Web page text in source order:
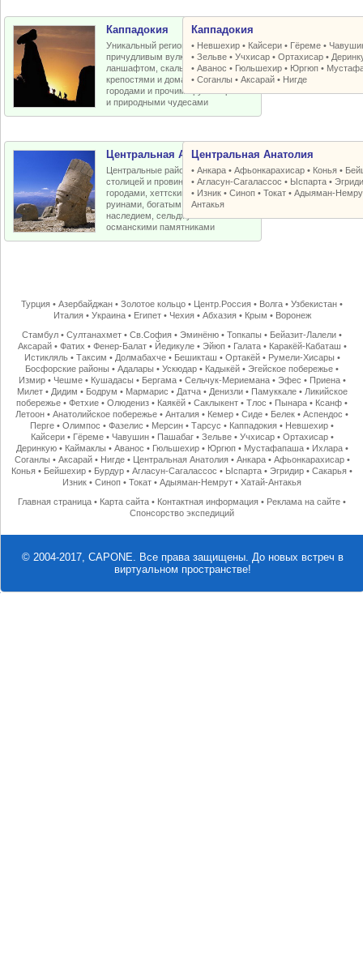
Каппадокия
Уникальный регион Турции с
причудливым вулканическим
ланшафтом, скальными церквями,
крепостями и домами, пещерными
городами и прочими рукотворными
и природными чудесами
Каппадокия
• Невшехир • Кайсери • Гёреме •
•Зельве •Учхисар •Ортахисар •
•Аванос • Гюльшехир • Юргюп •
•Соганлы •Аксарай • Нигде
Центральная Анатолия
Центральные районы Турции со
столицей и провинциальными
городами, хеттскими и античными
руинами, богатым византийским
наследием, сельджукскими и
османскими памятниками
Центральная Анатолия
•Анкара •Афьонкарахисар • Конья •
•Агласун-Сагалассос • Ыспарта •
• Изник •Синоп •Токат •Адыяман-
Антакья
Турция •Азербайджан •Золотое кольцо • Центр.Россия • Волга •Узбекистан •
Италия• Украина• Египет• Чехия• Абхазия• Крым • Воронеж
Стамбул •Султанахмет •Св.София •Эминёню •Топкапы • Бейазит-Лалели •
Аксарай• Фатих • Фенер-Балат• Йедикуле• Эйюп• Галата• Каракёй-Кабаташ •
Истикляль• Таксим • Долмабахче• Бешикташ • Ортакёй• Румели-Хисары •
Босфорские районы •Адалары •Ускюдар • Кадыкёй •Эгейское побережье •
Измир• Чешме• Кушадасы • Бергама• Сельчук-Мериемана• Эфес • Приена•
Милет• Дидим • Бодрум • Мармарис • Датча• Денизли• Памуккале• Ликийское
побережье •Фетхие •Олюдениз • Каякёй •Саклыкент •Тлос • Пынара • Ксанф •
Летоон •Анатолийское побережье •Анталия • Кемер •Сиде • Белек •Аспендос •
Перге •Олимпос •Фазелис • Мерсин •Тарсус • Каппадокия • Невшехир •
Кайсери• Гёреме• Чавушин• Пашабаг• Зельве• Учхисар• Ортахисар•
Деринкую• Каймаклы • Аванос • Гюльшехир• Юргюп• Мустафапаша• Ихлара•
Соганлы • Аксарай• Нигде• Центральная Анатолия• Анкара• Афьонкарахисар•
Конья • Бейшехир • Бурдур •Агласун-Сагалассос • Ыспарта •Эгридир •Сакарья •
Изник •Синоп •Токат •Адыяман-Немрут •Хатай-Антакья
Главная страница • Карта сайта • Контактная информация • Реклама на сайте •
Спонсорство экспедиций
© 2004-2017, CAPONE. Все права защищены. До новых встреч в
виртуальном пространстве!